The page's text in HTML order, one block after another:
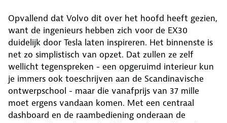
Opvallend dat Volvo dit over het hoofd heeft gezien,
want de ingenieurs hebben zich voor de EX30
duidelijk door Tesla laten inspireren. Het binnenste is
net zo simplistisch van opzet. Dat zullen ze zelf
wellicht tegenspreken - een opgeruimd interieur kun
je immers ook toeschrijven aan de Scandinavische
ontwerpschool - maar die vanafprijs van 37 mille
moet ergens vandaan komen. Met een centraal
dashboard en de raambediening onderaan de